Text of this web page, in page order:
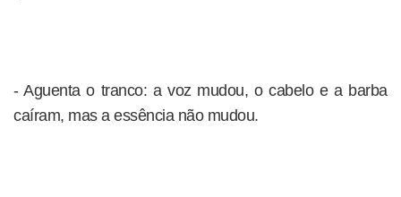
- Aguenta o tranco: a voz mudou, o cabelo e a barba
caíram, mas a essência não mudou.